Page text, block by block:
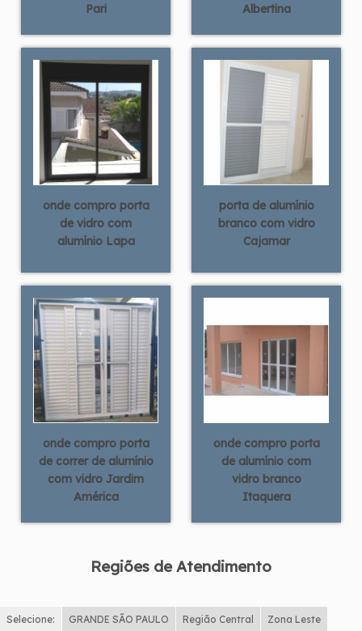
Pari
Albertina
onde compro porta
de vidro com
alumínio Lapa
porta de alumínio
branco com vidro
Cajamar
onde compro porta
de correr de alumínio
com vidro Jardim
América
onde compro porta
de alumínio com
vidro branco
Itaquera
Regiões de Atendimento
Selecione: GRANDE SÃO PAULO Região Central Zona Leste